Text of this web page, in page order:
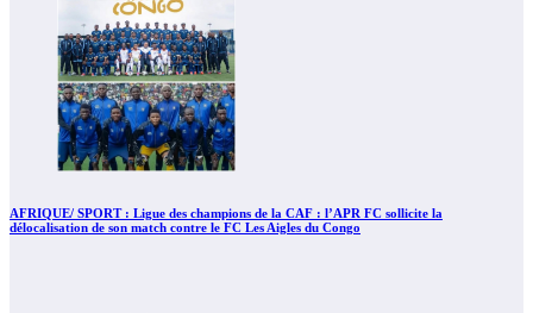
AFRIQUE/ SPORT : Ligue des champions de la CAF : l’APR FC sollicite la
délocalisation de son match contre le FC Les Aigles du Congo